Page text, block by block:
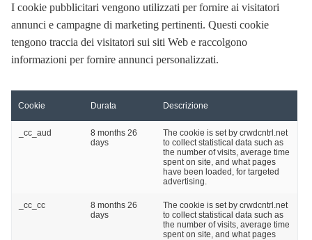
I cookie pubblicitari vengono utilizzati per fornire ai visitatori
annunci e campagne di marketing pertinenti. Questi cookie
tengono traccia dei visitatori sui siti Web e raccolgono
informazioni per fornire annunci personalizzati.
Cookie Durata Descrizione
_cc_aud
8 months 26
days
The cookie is set by crwdcntrl.net
to collect statistical data such as
the number of visits, average time
spent on site, and what pages
have been loaded, for targeted
advertising.
_cc_cc
8 months 26
days
The cookie is set by crwdcntrl.net
to collect statistical data such as
the number of visits, average time
spent on site, and what pages